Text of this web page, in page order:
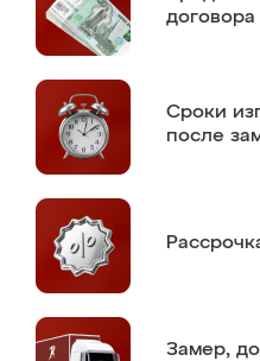
договора
Сроки
после
Замер,